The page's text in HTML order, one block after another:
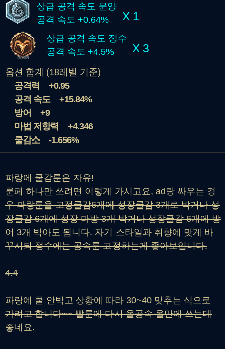
상급 공격 속도 문양
공격 속도 +0.64%
X 1
상급 공격 속도 정수
공격 속도 +4.5%
X 3
옵션 합계 (18레벨 기준)
공격력
+0.95
공격 속도
+15.84%
방어
+9
마법 저항력
+4.346
쿨감소
-1.656%
파랑에 쿨감룬은 자유!
룬페 하나만 쓰려면 이렇게 가시고요, ad랑 싸우는 경
우 파랑룬을 고정쿨감6개에 성장쿨감 3개로 박거나 성
장쿨감 6개에 성장 마방 3개 박거나 성장쿨감 6개에 방
어 3개 박아도 됩니다. 자기 스타일과 취향에 맞게 바
꾸시되 정수에는 공속룬 고정하는게 좋아보입니다.
4.4
파랑에 쿨 안박고 상황에 따라 30~40 맞추는 식으로
가려고 합니다~~ 빨룬에 다시 올공속 올만에 쓰는데
좋네요.